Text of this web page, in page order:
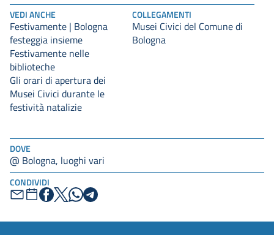
DOVE
@ Bologna, luoghi vari
CONDIVIDI
VEDI ANCHE
Festivamente | Bologna
festeggia insieme
Festivamente nelle
biblioteche
Gli orari di apertura dei
Musei Civici durante le
festività natalizie
COLLEGAMENTI
Musei Civici del Comune di
Bologna